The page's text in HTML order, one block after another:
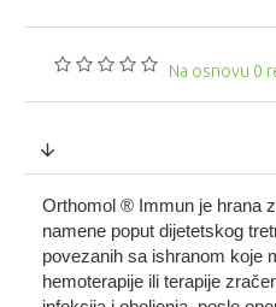
Na osnovu 0
Orthomol ® Immun je hrana
namene poput dijetetskog
povezanih sa ishranom koje
hemoterapije ili terapije